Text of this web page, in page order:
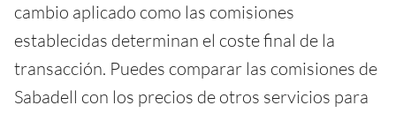
cambio aplicado como las comisiones
establecidas determinan el coste final de la
transacción. Puedes comparar las comisiones de
Sabadell con los precios de otros servicios para